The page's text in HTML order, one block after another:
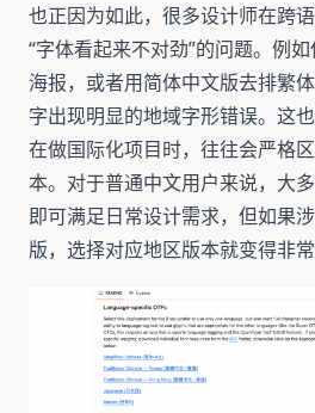
也正因为如此，很多设计师在跨
“字体看起来不对劲”的问题。例
海报，或者用简体中文版去排繁
字出现明显的地域字形错误。这
在做国际化项目时，往往会严格区
本。对于普通中文用户来说，大
即可满足日常设计需求，但如果
版，选择对应地区版本就变得非常